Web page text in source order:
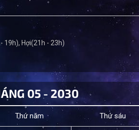
19h), Hợi(21h - 23h)
05 - 2030
Thứ năm Thứ sáu